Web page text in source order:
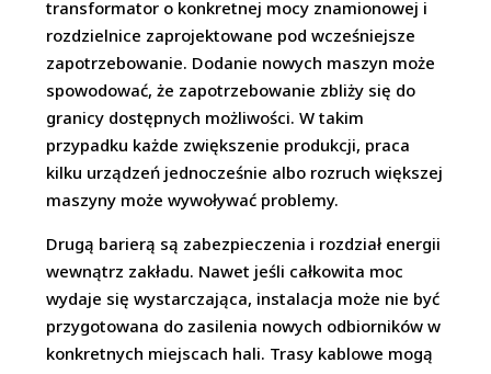
transformator o konkretnej mocy znamionowej i
rozdzielnice zaprojektowane pod wcześniejsze
zapotrzebowanie. Dodanie nowych maszyn może
spowodować, że zapotrzebowanie zbliży się do
granicy dostępnych możliwości. W takim
przypadku każde zwiększenie produkcji, praca
kilku urządzeń jednocześnie albo rozruch większej
maszyny może wywoływać problemy.
Drugą barierą są zabezpieczenia i rozdział energii
wewnątrz zakładu. Nawet jeśli całkowita moc
wydaje się wystarczająca, instalacja może nie być
przygotowana do zasilenia nowych odbiorników w
konkretnych miejscach hali. Trasy kablowe mogą